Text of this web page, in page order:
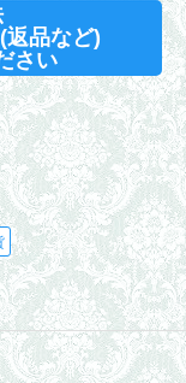
返品など)
さい